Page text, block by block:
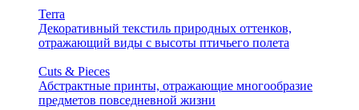
Terra
Декоративный текстиль природных оттенков,
отражающий виды с высоты птичьего полета
Cuts & Pieces
Абстрактные принты, отражающие многообразие
предметов повседневной жизни